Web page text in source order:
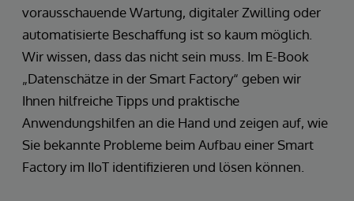
vorausschauende Wartung, digitaler Zwilling oder
automatisierte Beschaffung ist so kaum möglich.
Wir wissen, dass das nicht sein muss. Im E-Book
„Datenschätze in der Smart Factory“ geben wir
Ihnen hilfreiche Tipps und praktische
Anwendungshilfen an die Hand und zeigen auf, wie
Sie bekannte Probleme beim Aufbau einer Smart
Factory im IIoT identifizieren und lösen können.